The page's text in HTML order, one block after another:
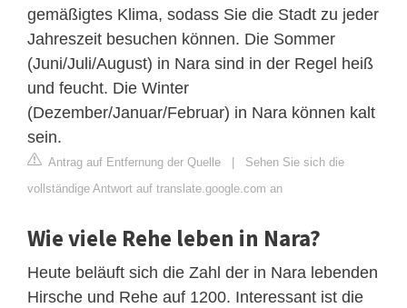
gemäßigtes Klima, sodass Sie die Stadt zu jeder
Jahreszeit besuchen können. Die Sommer
(Juni/Juli/August) in Nara sind in der Regel heiß
und feucht. Die Winter
(Dezember/Januar/Februar) in Nara können kalt
sein.
Antrag auf Entfernung der Quelle | Sehen Sie sich die
vollständige Antwort auf translate.google.com an
Wie viele Rehe leben in Nara?
Heute beläuft sich die Zahl der in Nara lebenden
Hirsche und Rehe auf 1200. Interessant ist die